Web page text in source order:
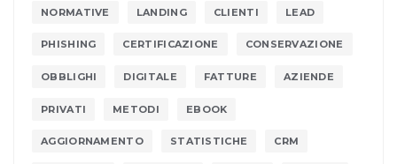
NORMATIVE LANDING CLIENTI LEAD
PHISHING CERTIFICAZIONE CONSERVAZIONE
OBBLIGHI DIGITALE FATTURE AZIENDE
PRIVATI METODI EBOOK
AGGIORNAMENTO STATISTICHE CRM